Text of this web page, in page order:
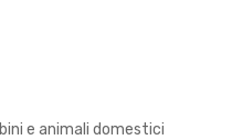
e animali domestici